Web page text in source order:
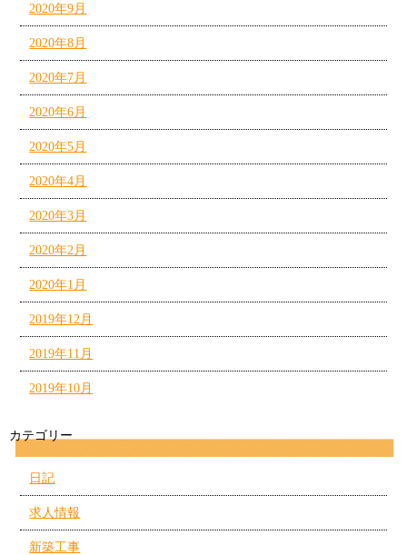
2020年9月
2020年8月
2020年7月
2020年6月
2020年5月
2020年4月
2020年3月
2020年2月
2020年1月
2019年12月
2019年11月
2019年10月
カテゴリー
日記
求人情報
新築工事